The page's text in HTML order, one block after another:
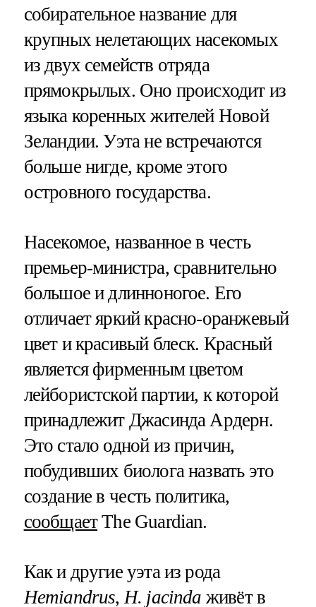
собирательное название для
крупных нелетающих насекомых
из двух семейств отряда
прямокрылых. Оно происходит из
языка коренных жителей Новой
Зеландии. Уэта не встречаются
больше нигде, кроме этого
островного государства.
Насекомое, названное в честь
премьер-министра, сравнительно
большое и длинноногое. Его
отличает яркий красно-оранжевый
цвет и красивый блеск. Красный
является фирменным цветом
лейбористской партии, к которой
принадлежит Джасинда Ардерн.
Это стало одной из причин,
побудивших биолога назвать это
создание в честь политика,
сообщаетThe Guardian.
Как и другие уэта из рода
Hemiandrus,H. jacinda живёт в